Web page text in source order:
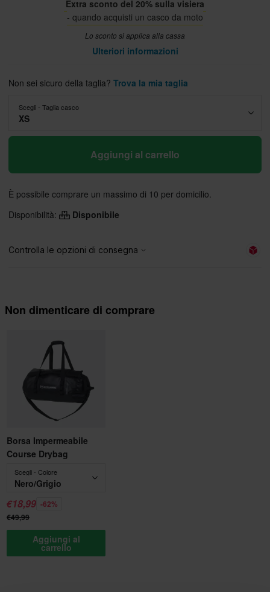
Extra sconto del 20% sulla visiera
- quando acquisti un casco da moto
Lo sconto si applica alla cassa
Ulteriori informazioni
Non sei sicuro della taglia? Trova la mia taglia
Scegli - Taglia casco
XS
Aggiungi al carrello
È possibile comprare un massimo di 10 per domicilio.
Disponibilità:
Disponibile
Non dimenticare di comprare
Borsa Impermeabile
Course Drybag
Scegli - Colore
Nero/Grigio
€18,99 -62%
€49,99
Aggiungi al
carrello